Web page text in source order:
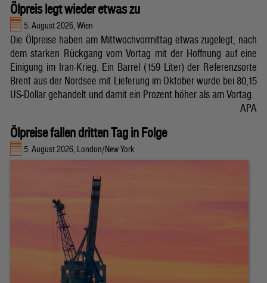
Ölpreis legt wieder etwas zu
5. August 2026, Wien
Die Ölpreise haben am Mittwochvormittag etwas zugelegt, nach
dem starken Rückgang vom Vortag mit der Hoffnung auf eine
Einigung im Iran-Krieg. Ein Barrel (159 Liter) der Referenzsorte
Brent aus der Nordsee mit Lieferung im Oktober wurde bei 80,15
US-Dollar gehandelt und damit ein Prozent höher als am Vortag.
APA
Ölpreise fallen dritten Tag in Folge
5. August 2026, London/New York